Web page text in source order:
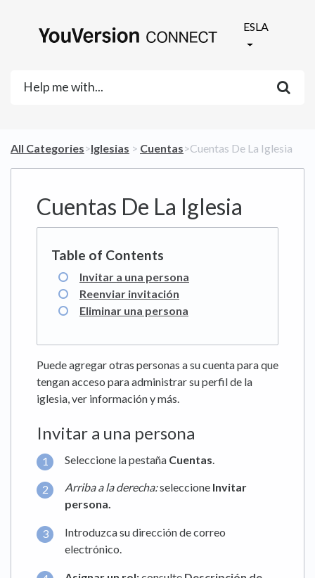
ESLA
All Categories​>​​Iglesias ​ > ​ ​Cuentas​>​ Cuentas De La Iglesia
Cuentas De La Iglesia
Invitar a una persona
Reenviar invitación
Eliminar una persona
Puede agregar otras personas a su cuenta para que
tengan acceso para administrar su perfil de la
iglesia, ver información y más.
Invitar a una persona
Seleccione la pestaña Cuentas.
Arriba a la derecha:seleccione Invitar
persona.
Introduzca su dirección de correo
electrónico.